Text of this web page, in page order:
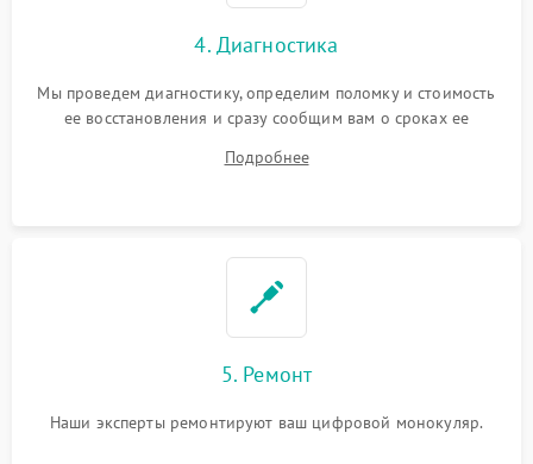
4. Диагностика
Мы проведем диагностику, определим поломку и стоимость
ее восстановления и сразу сообщим вам о сроках ее
Подробнее
5. Ремонт
Наши эксперты ремонтируют ваш цифровой монокуляр.